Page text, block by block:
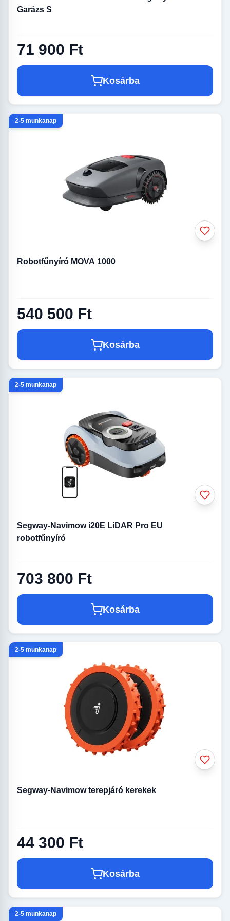
Garázs S
71 900 Ft
Kosárba
2-5 munkanap
Robotfűnyíró MOVA 1000
540 500 Ft
Kosárba
2-5 munkanap
Segway-Navimow i20E LiDAR Pro EU
robotfűnyíró
703 800 Ft
Kosárba
2-5 munkanap
Segway-Navimow terepjáró kerekek
44 300 Ft
Kosárba
2-5 munkanap